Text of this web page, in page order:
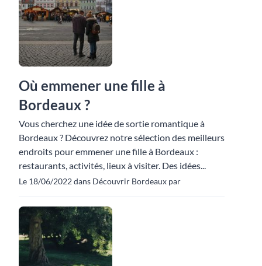
Où emmener une fille à
Bordeaux ?
Vous cherchez une idée de sortie romantique à
Bordeaux ? Découvrez notre sélection des meilleurs
endroits pour emmener une fille à Bordeaux :
restaurants, activités, lieux à visiter. Des idées...
Le 18/06/2022 dans Découvrir Bordeaux par